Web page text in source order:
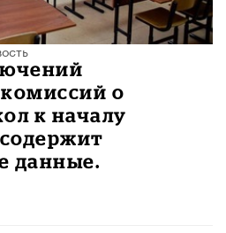
о
к началу
данные.